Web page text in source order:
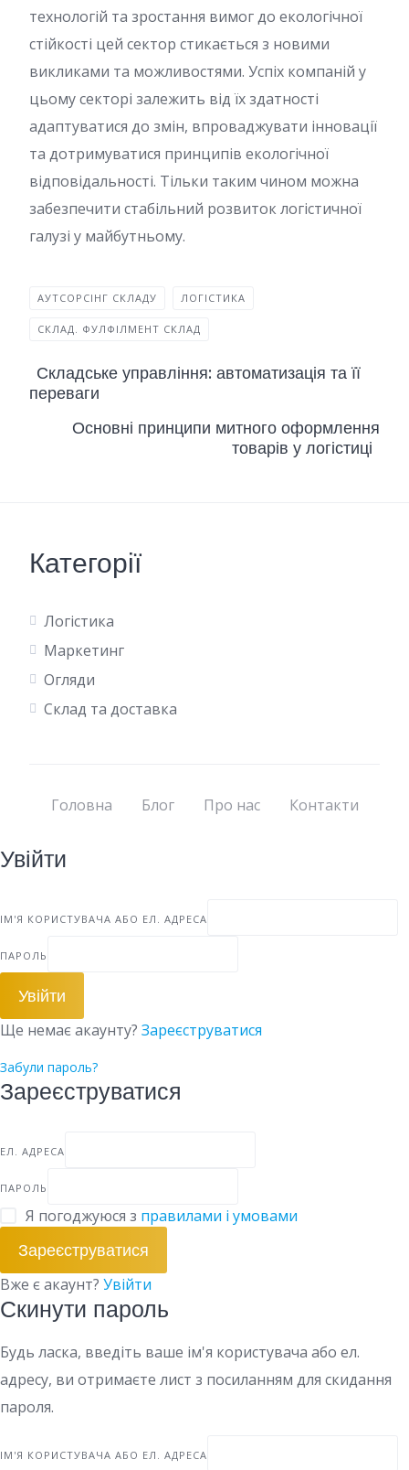
технологій та зростання вимог до екологічної
стійкості цей сектор стикається з новими
викликами та можливостями. Успіх компаній у
цьому секторі залежить від їх здатності
адаптуватися до змін, впроваджувати інновації
та дотримуватися принципів екологічної
відповідальності. Тільки таким чином можна
забезпечити стабільний розвиток логістичної
галузі у майбутньому.
АУТСОРСІНГ СКЛАДУ ЛОГІСТИКА
СКЛАД. ФУЛФІЛМЕНТ СКЛАД
Складське управління: автоматизація та її
переваги
Основні принципи митного оформлення
товарів у логістиці
Категорії
Логістика
Маркетинг
Огляди
Склад та доставка
Головна Блог Про нас Контакти
Увійти
ІМ'Я КОРИСТУВАЧА АБО ЕЛ. АДРЕСА
ПАРОЛЬ
Увійти
Ще немає акаунту? Зареєструватися
Забули пароль?
Зареєструватися
ЕЛ. АДРЕСА
ПАРОЛЬ
Я погоджуюся з правилами і умовами
Зареєструватися
Вже є акаунт? Увійти
Скинути пароль
Будь ласка, введіть ваше ім'я користувача або ел.
адресу, ви отримаєте лист з посиланням для скидання
пароля.
ІМ'Я КОРИСТУВАЧА АБО ЕЛ. АДРЕСА